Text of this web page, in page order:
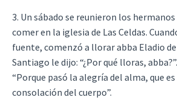
3. Un sábado se reunieron los
comer en la iglesia de Las Celdas.
fuente, comenzó a llorar abba Eladio
Santiago le dijo: “¿Por qué lloras,
“Porque pasó la alegría del alma, que
consolación del cuerpo”.